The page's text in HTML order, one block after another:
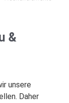
&
unsere
Daher